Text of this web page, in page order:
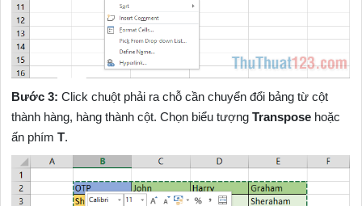
Bước 3: Click chuột phải ra chỗ cần chuyển đổi bảng từ cột
thành hàng, hàng thành cột. Chọn biểu tượngTranspose hoặc
ấn phímT.